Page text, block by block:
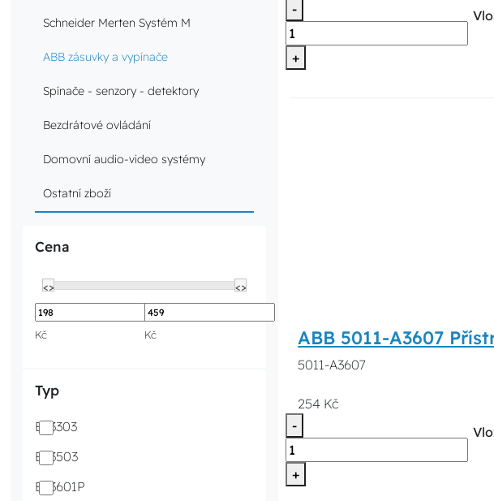
Schneider Merten Systém M
ABB zásuvky a vypínače
Spínače - senzory - detektory
Bezdrátové ovládání
Domovní audio-video systémy
Ostatní zboží
Cena
<> <>
Kč Kč
Typ
Eu3303
Eu3503
Eu3601P
-
+
ABB 5011-A3607
5011-A3607
254 Kč
-
+